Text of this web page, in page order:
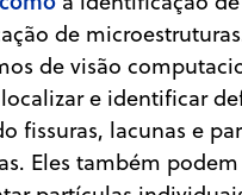
de
de visão
e identificar
fissuras, lacunas e
Eles também podem